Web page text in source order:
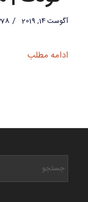
آگوست 14, 2019 /
1,378
ادامه مطلب